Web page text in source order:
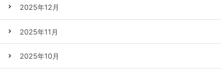
2025年12月
2025年11月
2025年10月